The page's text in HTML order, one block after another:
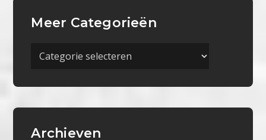
Meer Categorieën
Meer
Archieven